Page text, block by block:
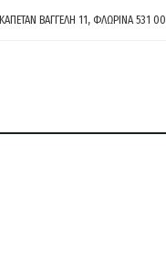
ΚΑΠΕΤΆΝ ΒΑΓΓΈΛΗ 11, ΦΛΏΡΙΝΑ 531 00